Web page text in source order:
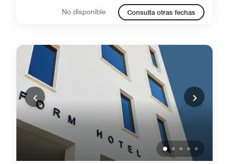
No disponible Consulta otras fechas